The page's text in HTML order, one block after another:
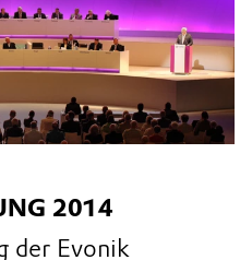
2014
der Evonik